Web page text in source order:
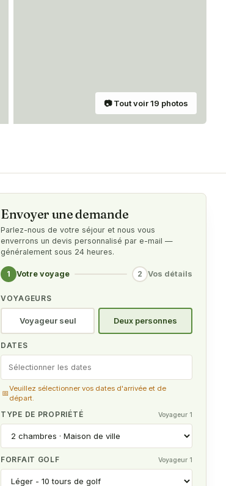
📷Tout voir19 photos
Envoyer une demande
Parlez-nous de votre séjour et nous vous
enverrons un devis personnalisé par e-mail —
généralement sous 24 heures.
1 Votre voyage 2 Vos détails
VOYAGEURS
Voyageur seul Deux personnes
DATES
📅
Veuillez sélectionner vos dates d'arrivée et de
départ.
TYPE DE PROPRIÉTÉ Voyageur 1
FORFAIT GOLF Voyageur 1